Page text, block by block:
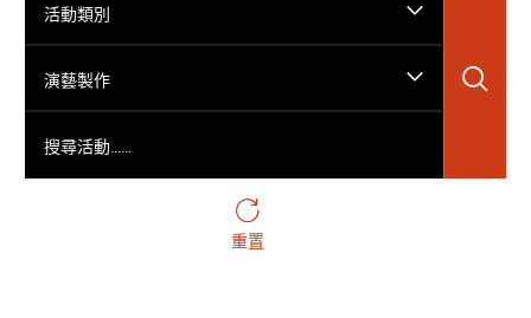
活動類別
演藝製作
重置